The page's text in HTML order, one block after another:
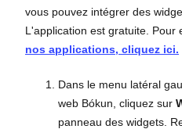
vous pouvez intégrer des
L'application est gratuite. Pour
nos applications, cliquez ici.
Dans le menu latéral
web Bókun, cliquez sur
panneau des widgets.